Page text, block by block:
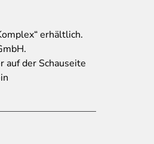
erhältlich.
auf der Schauseite